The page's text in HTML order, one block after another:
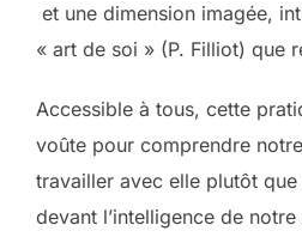
et une dimension imagée,
« art de soi » (P. Filliot) que
Accessible à tous, cette
voûte pour comprendre
travailler avec elle plutôt
devant l’intelligence de